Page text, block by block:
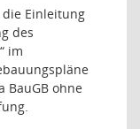
Einleitung
des
im
BauGB ohne